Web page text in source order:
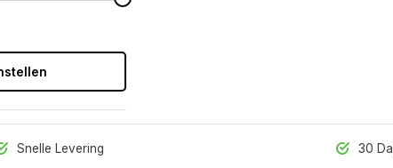
Snelle Levering 30